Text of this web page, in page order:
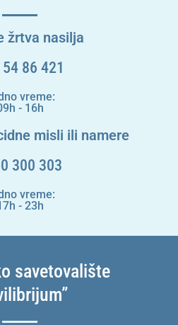
žrtva nasilja
86 421
vreme:
- 16h
misli ili namere
300 303
vreme:
- 23h
savetovalište